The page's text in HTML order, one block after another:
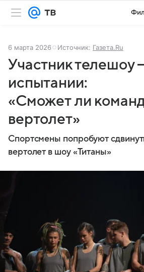
6 марта 2026 Источник: Газета.Ru
Участник телешоу
испытании:
«Сможет ли
вертолет»
Спортсмены попробуют
вертолет в шоу «Титаны»